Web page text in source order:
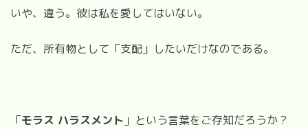
いや、違う。彼は私を愛してはいない。
ただ、所有物として「支配」したいだけなのである。
「モラス ハラスメント 」という言葉をご存知だろうか？